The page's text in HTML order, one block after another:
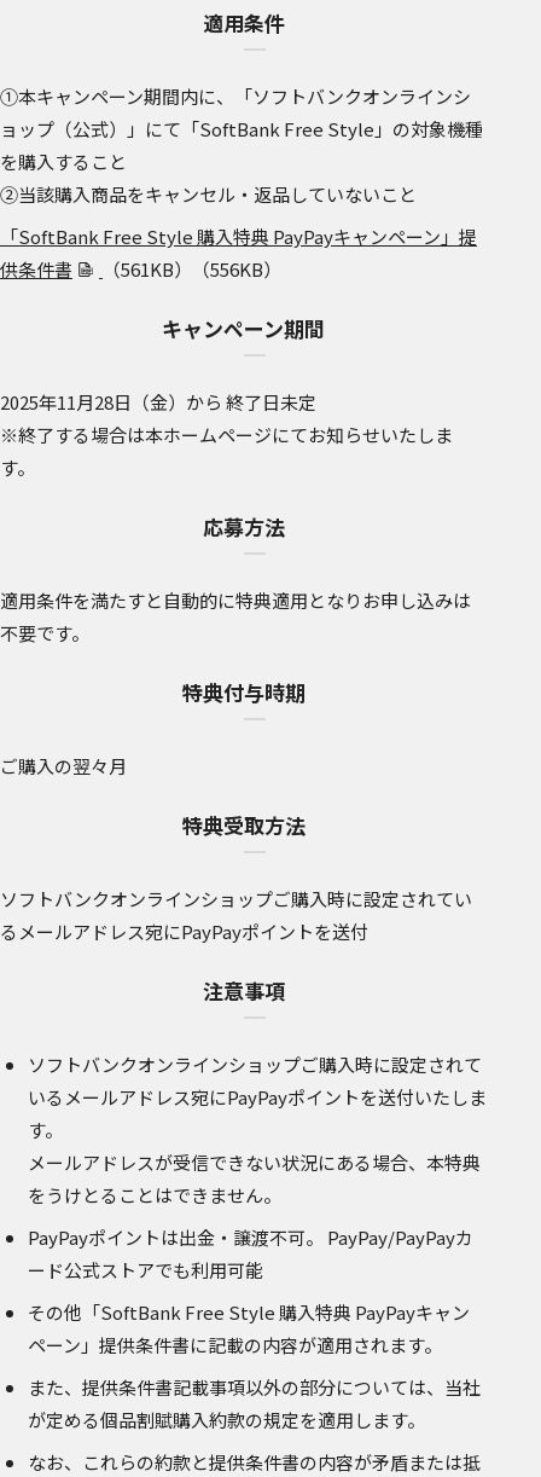
適用条件
①本キャンペーン期間内に、「ソフトバンクオンラインシ
ョップ（公式）」にて「SoftBank Free Style」の対象機種
を購入すること
②当該購入商品をキャンセル・返品していないこと
「SoftBank Free Style 購入特典 PayPayキャンペーン」提
供条件書
（561KB） （556KB）
キャンペーン期間
2025年11月28日（金）から 終了日未定
※終了する場合は本ホームページにてお知らせいたしま
す。
応募方法
適用条件を満たすと自動的に特典適用となりお申し込みは
不要です。
特典付与時期
ご購入の翌々月
特典受取方法
ソフトバンクオンラインショップご購入時に設定されてい
るメールアドレス宛にPayPayポイントを送付
注意事項
ソフトバンクオンラインショップご購入時に設定されて
いるメールアドレス宛にPayPayポイントを送付いたしま
す。
メールアドレスが受信できない状況にある場合、本特典
をうけとることはできません。
PayPayポイントは出金・譲渡不可。 PayPay/PayPayカ
ード公式ストアでも利用可能
その他「SoftBank Free Style 購入特典 PayPayキャン
ペーン」提供条件書に記載の内容が適用されます。
また、提供条件書記載事項以外の部分については、当社
が定める個品割賦購入約款の規定を適用します。
なお、これらの約款と提供条件書の内容が矛盾または抵